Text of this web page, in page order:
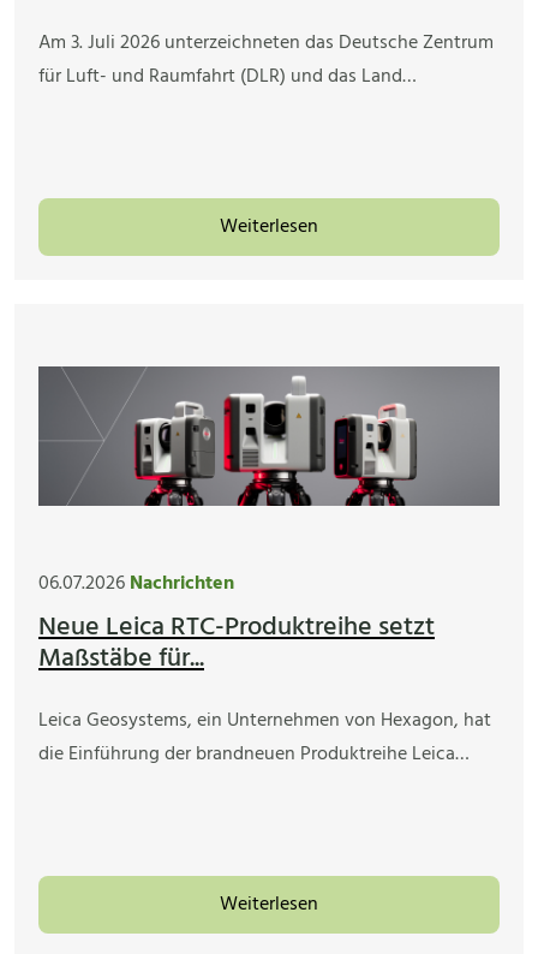
Am 3. Juli 2026 unterzeichneten das Deutsche Zentrum
für Luft- und Raumfahrt (DLR) und das Land…
Weiterlesen
06.07.2026Nachrichten
Neue Leica RTC-Produktreihe setzt
Maßstäbe für...
Leica Geosystems, ein Unternehmen von Hexagon, hat
die Einführung der brandneuen Produktreihe Leica…
Weiterlesen